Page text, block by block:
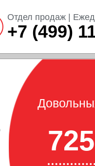
Отдел продаж |
+7 (499)